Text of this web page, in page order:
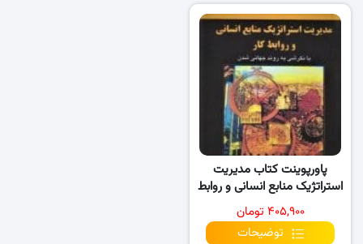
پاورپوینت کتاب مدیریت
استراتژیک منابع انسانی و روابط
کار
۴۰۵,۹۰۰ تومان
توضیحات